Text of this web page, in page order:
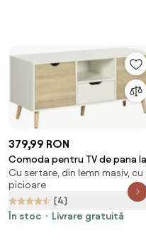
379,99 RON
Comoda pentru TV de pana la
50 inch HOMCOM cu dulapuri
sertare, natural | Aosom
Romania
Cu sertare, din lemn masiv, cu
picioare
(4)
În stoc
Livrare gratuită